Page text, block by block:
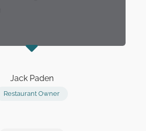
Jack Paden
Restaurant Owner